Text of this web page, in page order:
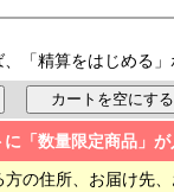
「精算をはじめる
「数量限定商品」
の住所、お届け先